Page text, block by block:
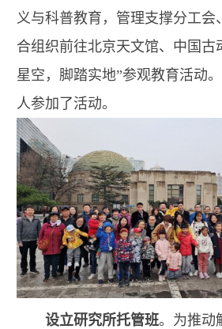
义与科普教育，管理支撑分工会
合组织前往北京天文馆、中国古
星空，脚踏实地”参观教育活动
人参加了活动。
设立研究所托管班。为推动